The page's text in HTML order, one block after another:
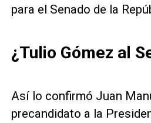
para el Senado de la
¿Tulio Gómez al
Así lo confirmó Juan
precandidato a la